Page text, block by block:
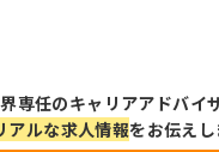
専任のキャリアアドバイ
アルな求人情報をお伝え